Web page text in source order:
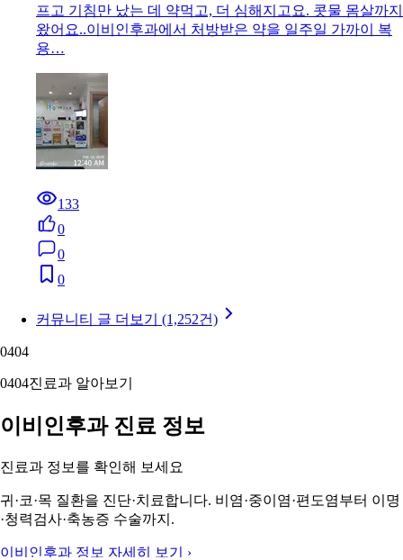
프고 기침만 났는 데 약먹고, 더 심해지고요. 콧물 몸살까지
왔어요..이비인후과에서 처방받은 약을 일주일 가까이 복
용…
133
0
0
0
커뮤니티 글 더보기 (1,252건)
0404
0404진료과 알아보기
이비인후과 진료 정보
진료과 정보를 확인해 보세요
귀·코·목 질환을 진단·치료합니다. 비염·중이염·편도염부터 이명
·청력검사·축농증 수술까지.
이비인후과 정보 자세히 보기 ›